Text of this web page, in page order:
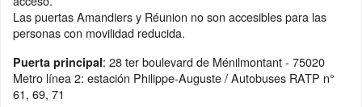
Las puertas Amandiers y Réunion no son accesibles para las
personas con movilidad reducida.
Puerta principal: 28 ter boulevard de Ménilmontant - 75020
Metro línea 2: estación Philippe-Auguste / Autobuses RATP n°
61, 69, 71